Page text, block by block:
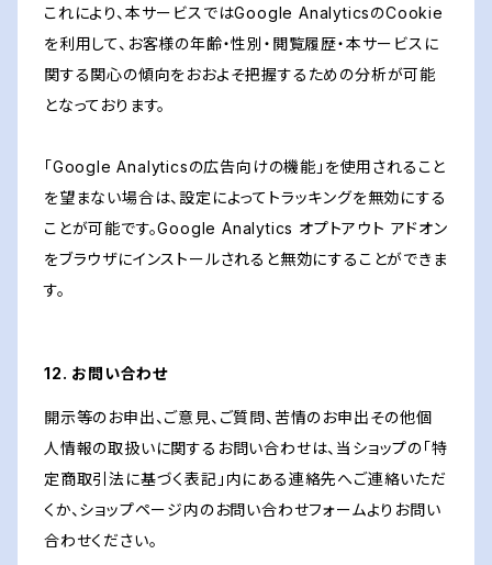
これにより、本サービスではGoogle AnalyticsのCookie
を利用して、お客様の年齢・性別・閲覧履歴・本サービスに
関する関心の傾向をおおよそ把握するための分析が可能
となっております。
「Google Analyticsの広告向けの機能」を使用されること
を望まない場合は、設定によってトラッキングを無効にする
ことが可能です。Google Analytics オプトアウト アドオン
をブラウザにインストールされると無効にすることができま
す。
12. お問い合わせ
開示等のお申出、ご意見、ご質問、苦情のお申出その他個
人情報の取扱いに関するお問い合わせは、当ショップの「特
定商取引法に基づく表記」内にある連絡先へご連絡いただ
くか、ショップページ内のお問い合わせフォームよりお問い
合わせください。